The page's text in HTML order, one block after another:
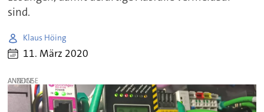
sind.
Klaus Höing
11. März 2020
ANZEIGE